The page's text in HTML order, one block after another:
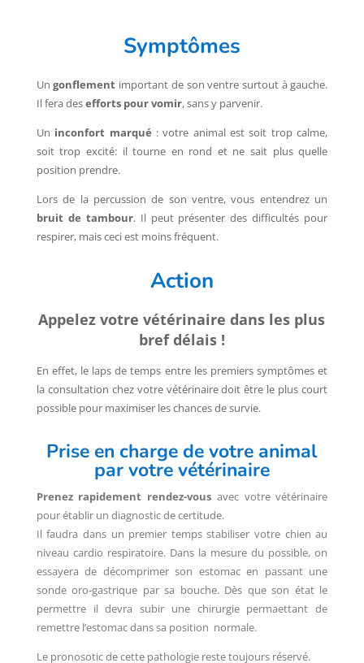
Symptômes
Ungonflement important de son ventre surtout à gauche.
Il fera desefforts pour vomir, sans y parvenir.
Un inconfort marqué : votre animal est soit trop calme,
soit trop excité: il tourne en rond et ne sait plus quelle
position prendre.
Lors de la percussion de son ventre, vous entendrez un
bruit de tambour. Il peut présenter des difficultés pour
respirer, mais ceci est moins fréquent.
Action
Appelez votre vétérinaire dans les plus
bref délais !
En effet, le laps de temps entre les premiers symptômes et
la consultation chez votre vétérinaire doit être le plus court
possible pour maximiser les chances de survie.
Prise en charge de votre animal
par votre vétérinaire
Prenez rapidement rendez-vous avec votre vétérinaire
pour établir un diagnostic de certitude.
Il faudra dans un premier temps stabiliser votre chien au
niveau cardio respiratoire. Dans la mesure du possible, on
essayera de décomprimer son estomac en passant une
sonde oro-gastrique par sa bouche. Dès que son état le
permettre il devra subir une chirurgie permaettant de
remettre l’estomac dans sa position normale.
Le pronosotic de cette pathologie reste toujours réservé.